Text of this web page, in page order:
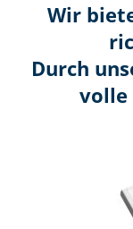
Wir
Durch
volle